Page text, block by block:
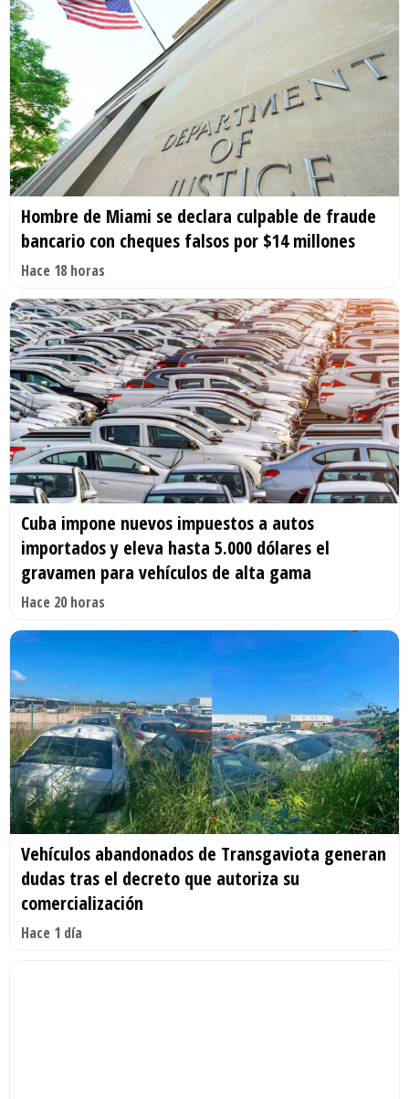
Hombre de Miami se declara culpable de fraude
bancario con cheques falsos por $14 millones
Hace 18 horas
Cuba impone nuevos impuestos a autos
importados y eleva hasta 5.000 dólares el
gravamen para vehículos de alta gama
Hace 20 horas
Vehículos abandonados de Transgaviota generan
dudas tras el decreto que autoriza su
comercialización
Hace 1 día